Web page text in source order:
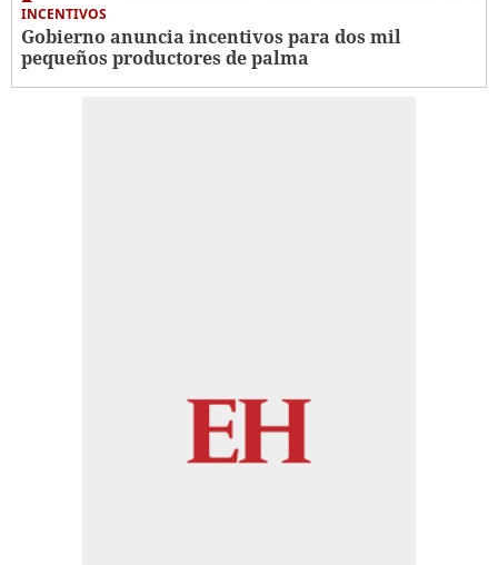
INCENTIVOS
Gobierno anuncia incentivos para dos mil
pequeños productores de palma